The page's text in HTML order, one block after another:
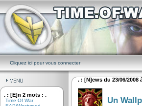
Cliquez ici pour vous connecter
. : [E]n 2 mots : .
Time Of War
. : [N]ews du 23/06/2008
Un